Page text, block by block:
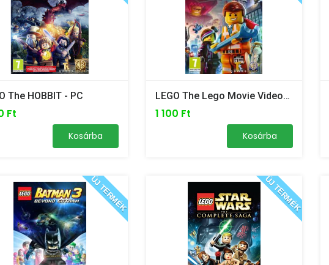
The HOBBIT - PC
Ft
Kosárba
LEGO The Lego Movie Videogame - PC
1 100 Ft
Kosárba
ÚJ TERMÉK ÚJ TERMÉK